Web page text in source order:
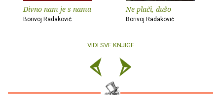
Divno nam je s nama
Borivoj Radaković
Ne plači, dušo
Borivoj Radaković
VIDI SVE KNJIGE